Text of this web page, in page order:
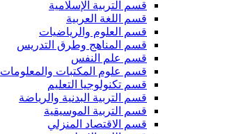
قسم التربية الإسلامية
قسم اللغة العربية
قسم العلوم والرياضيات
قسم المناهج وطرق التدريس
قسم علم النفس
قسم علوم المكتبات والمعلومات
قسم تكنولوجيا التعليم
قسم التربية البدنية والرياضة
قسم التربية الموسيقية
قسم الاقتصاد المنزلي